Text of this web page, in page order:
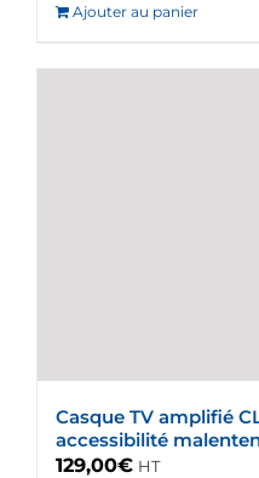
Ajouter au panier
Casque TV amplifié
accessibilité
129,00€ HT